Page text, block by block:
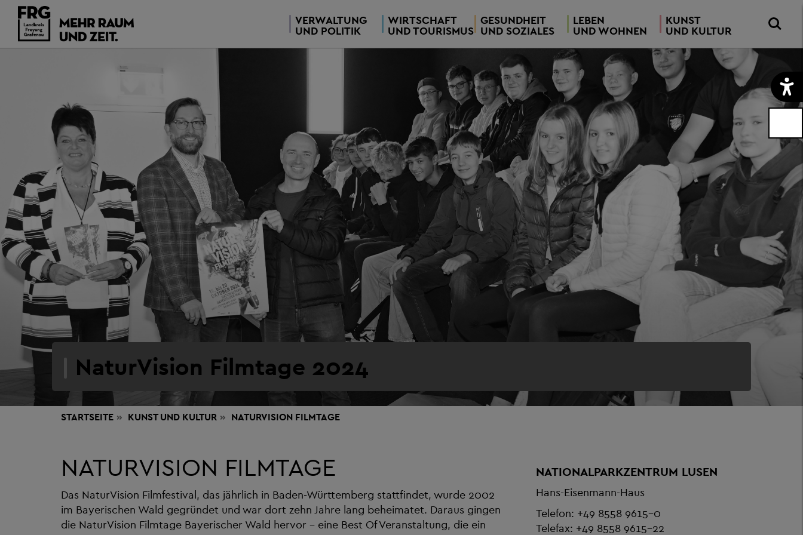
VERWALTUNG
UND POLITIK
WIRTSCHAFT
UND TOURISMUS
GESUNDHEIT
UND SOZIALES
LEBEN
UND WOHNEN
KUNST
UND KULTUR
NaturVision Filmtage 2024
STARTSEITE KUNSTUND KULTUR NATURVISION FILMTAGE
NATURVISION FILMTAGE
Das NaturVision Filmfestival, das jährlich in Baden-Württemberg stattfindet, wurde 2002
im Bayerischen Wald gegründet und war dort zehn Jahre lang beheimatet. Daraus gingen
die NaturVision Filmtage Bayerischer Wald hervor – eine Best Of Veranstaltung, die ein
NATIONALPARKZENTRUM LUSEN
Hans-Eisenmann-Haus
Telefon: +49 8558 9615-0
Telefax: +49 8558 9615-22